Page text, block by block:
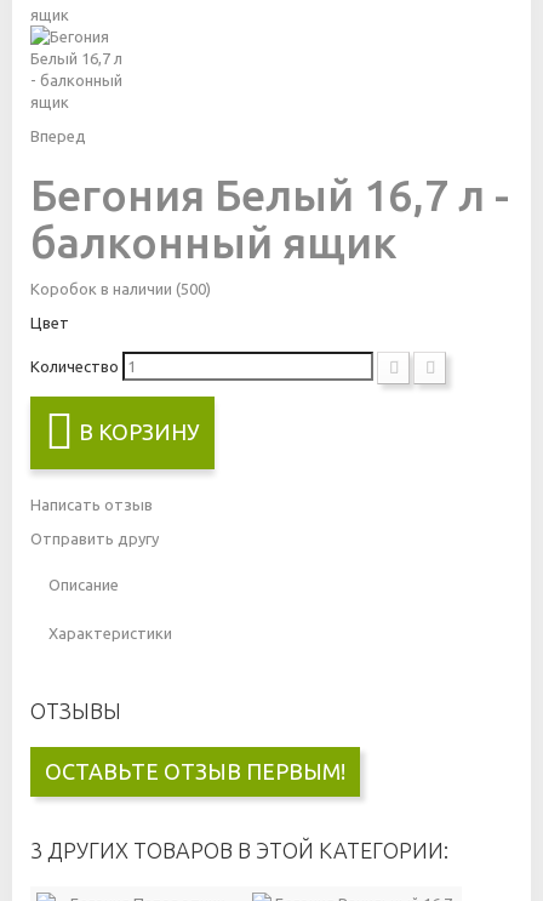
Вперед
Бегония Белый 16,7 л -
балконный ящик
Коробок в наличии (500)
Цвет
Количество
В КОРЗИНУ
Написать отзыв
Отправить другу
Описание
Характеристики
ОТЗЫВЫ
ОСТАВЬТЕ ОТЗЫВ ПЕРВЫМ!
3 ДРУГИХ ТОВАРОВ В ЭТОЙ КАТЕГОРИИ: